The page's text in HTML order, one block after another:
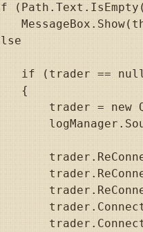
if (trader ==
{
trader = new